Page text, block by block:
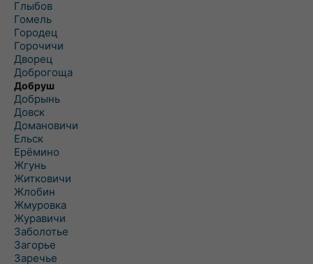
Глыбов
Гомель
Городец
Горочичи
Дворец
Доброгоща
Добруш
Добрынь
Довск
Домановичи
Ельск
Ерёмино
Жгунь
Житковичи
Жлобин
Жмуровка
Журавичи
Заболотье
Загорье
Заречье